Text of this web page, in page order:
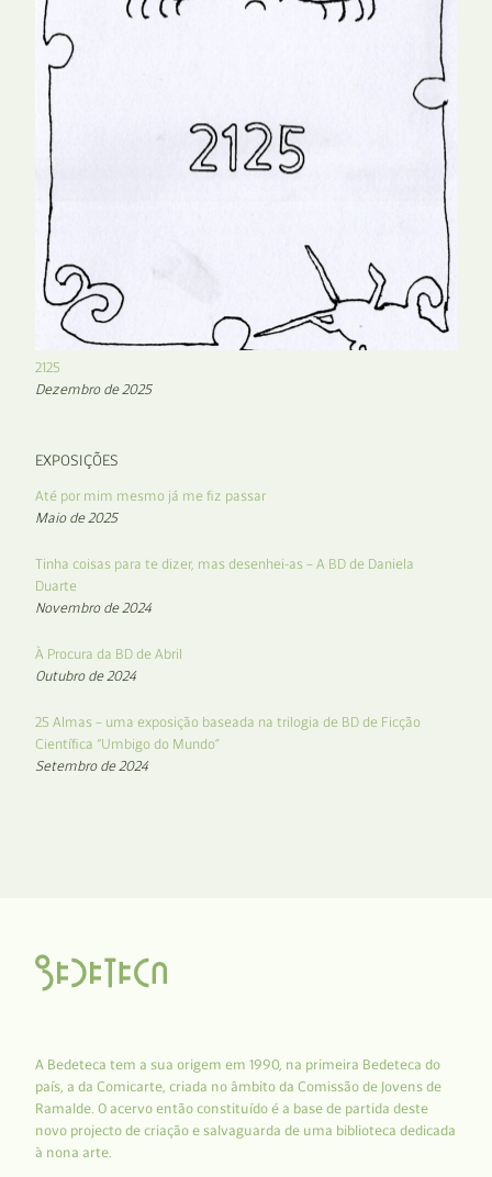
2125
Dezembro de 2025
EXPOSIÇÕES
Até por mim mesmo já me fiz passar
Maio de 2025
Tinha coisas para te dizer, mas desenhei-as – A BD de Daniela
Duarte
Novembro de 2024
À Procura da BD de Abril
Outubro de 2024
25 Almas – uma exposição baseada na trilogia de BD de Ficção
Científica “Umbigo do Mundo”
Setembro de 2024
A Bedeteca tem a sua origem em 1990, na primeira Bedeteca do
país, a da Comicarte, criada no âmbito da Comissão de Jovens de
Ramalde. O acervo então constituído é a base de partida deste
novo projecto de criação e salvaguarda de uma biblioteca dedicada
à nona arte.